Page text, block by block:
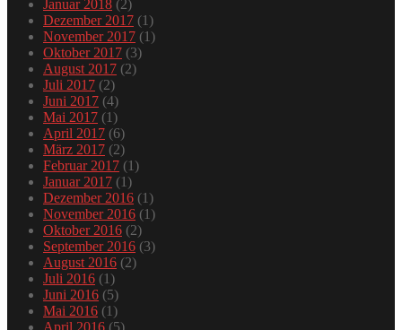
Januar 2018 (2)
Dezember 2017 (1)
November 2017 (1)
Oktober 2017 (3)
August 2017 (2)
Juli 2017 (2)
Juni 2017 (4)
Mai 2017 (1)
April 2017 (6)
März 2017 (2)
Februar 2017 (1)
Januar 2017 (1)
Dezember 2016 (1)
November 2016 (1)
Oktober 2016 (2)
September 2016 (3)
August 2016 (2)
Juli 2016 (1)
Juni 2016 (5)
Mai 2016 (1)